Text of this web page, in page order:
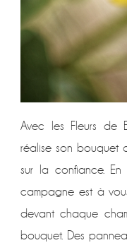
Avec les Fleurs de
réalise son bouquet
sur la confiance.
campagne est à
devant chaque
bouquet. Des